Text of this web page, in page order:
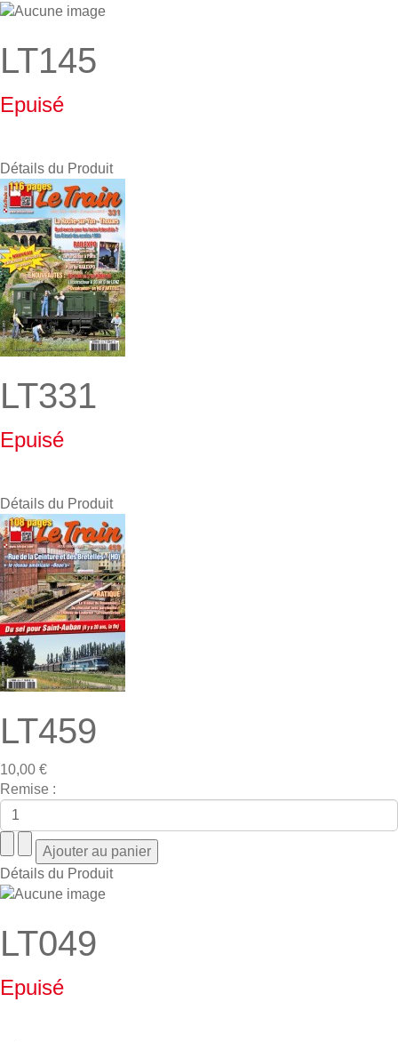
LT145
Epuisé
Détails du Produit
LT331
Epuisé
Détails du Produit
LT459
10,00 €
Remise :
Détails du Produit
LT049
Epuisé